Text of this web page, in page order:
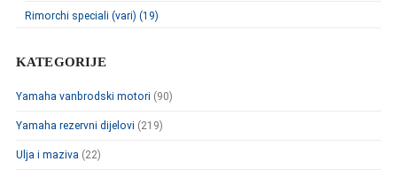
Rimorchi speciali (vari) (19)
KATEGORIJE
Yamaha vanbrodski motori (90)
Yamaha rezervni dijelovi (219)
Ulja i maziva (22)